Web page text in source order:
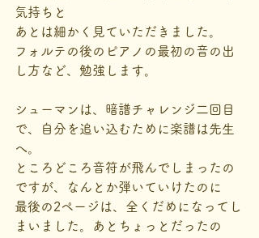
気持ちと
あとは細かく見ていただきました。
フォルテの後のピアノの最初の音の出
し方など、勉強します。
シューマンは、暗譜チャレンジ二回目
で、自分を追い込むために楽譜は先生
へ。
ところどころ音符が飛んでしまったの
ですが、なんとか弾いていけたのに
最後の2ページは、全くだめになってし
まいました。あとちょっとだったの